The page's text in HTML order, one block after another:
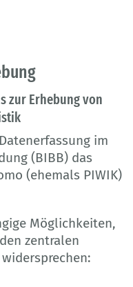
zur Erhebung von
im
(BIBB) das
(ehemals PIWIK)
Möglichkeiten,
zentralen